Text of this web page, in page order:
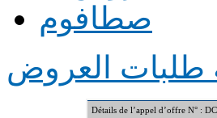
صطافوم
طلبات العروض
Détails de l’appel d’offre N° :